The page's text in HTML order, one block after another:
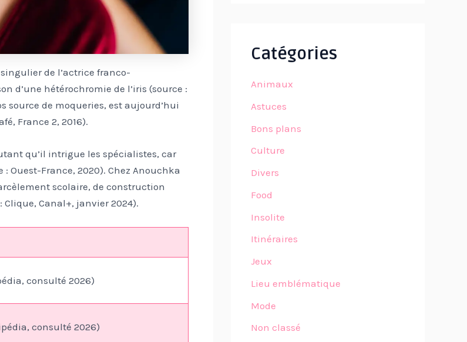
de l’actrice franco-
d’une hétérochromie de l’iris (source :
de moqueries, est aujourd’hui
France 2, 2016).
qu’il intrigue les spécialistes, car
Ouest-France, 2020). Chez Anouchka
scolaire, de construction
Canal+, janvier 2024).
consulté 2026)
consulté 2026)
Catégories
Animaux
Astuces
Bons plans
Culture
Divers
Food
Insolite
Itinéraires
Jeux
Lieu emblématique
Mode
Non classé